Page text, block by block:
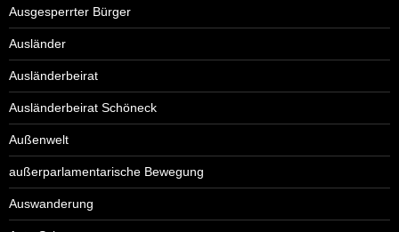
Ausgesperrter Bürger
Ausländer
Ausländerbeirat
Ausländerbeirat Schöneck
Außenwelt
außerparlamentarische Bewegung
Auswanderung